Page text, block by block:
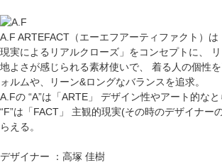
A.F ARTEFACT（エーエフアーティファクト）
現実によるリアルクローズ」をコンセプトに、
地よさが感じられる素材使いで、 着る人の個性
ォルムや、リーン&ロングなバランスを追求。
A.Fの “A”は「ARTE」 デザイン性やアート的なと
“F”は「FACT」 主観的現実(その時のデザイナー
らえる。
デザイナー ：高塚 佳樹